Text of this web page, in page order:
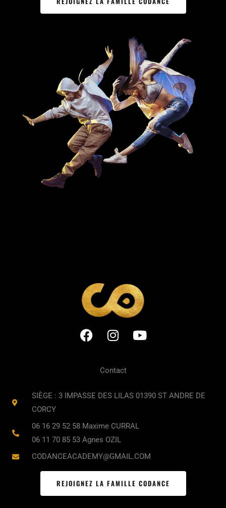
F
o
k
I
t
g
a
m
Y
b
Contact
SIÈGE : 3 IMPASSE DES LILAS 01390 ST ANDRE DE
CORCY
06 16 29 52 58 Maxime CURRAL
06 11 70 85 53 Agnes OZIL
CODANCEACADEMY@GMAIL.COM
REJOIGNEZ LA FAMILLE CODANCE